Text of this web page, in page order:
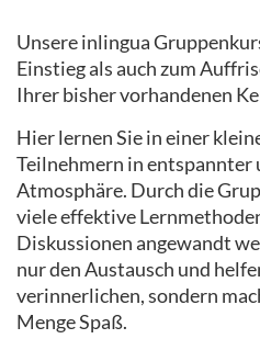
Unsere inlingua
Einstieg als auch zum
Ihrer bisher vorhandenen
Hier lernen Sie in einer
Teilnehmern in entspannter
Atmosphäre. Durch die
viele effektive
Diskussionen angewandt
nur den Austausch und
verinnerlichen, sondern
Menge Spaß.